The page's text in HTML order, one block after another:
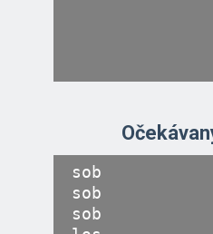
sob
sob
sob